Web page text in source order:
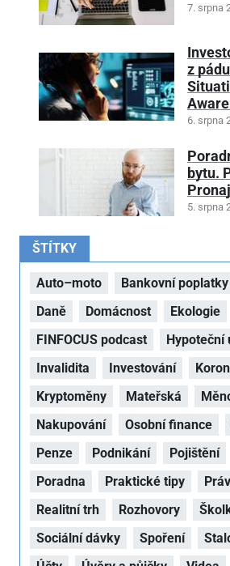
7. srpna
z
6. srpna
bytu.
5. srpna
ŠTÍTKY
Auto–moto Bankovní poplatky
Daně
Domácnost Ekologie
FINFOCUS podcast
Hypoteční
Invalidita
Investování
Kryptoměny
Mateřská
Nakupování
Osobní finance
Penze
Podnikání Pojištění
Poradna
Praktické tipy
Realitní trh
Rozhovory
Sociální dávky
Spoření